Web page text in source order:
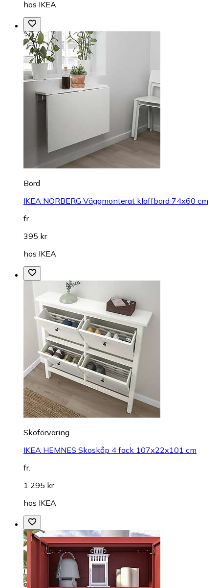
hos IKEA
Bord
IKEA NORBERG Väggmonterat klaffbord 74x60 cm
fr.
395 kr
hos IKEA
Skoförvaring
IKEA HEMNES Skoskåp 4 fack 107x22x101 cm
fr.
1 295 kr
hos IKEA